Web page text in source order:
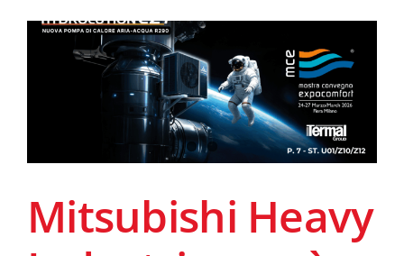
Mitsubishi Heavy